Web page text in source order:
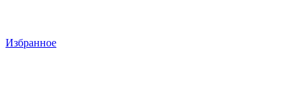
Избранное